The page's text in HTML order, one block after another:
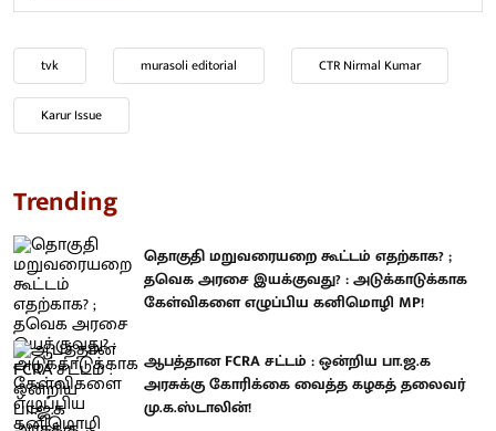
tvk murasoli editorial CTR Nirmal Kumar
Karur Issue
Trending
தொகுதி மறுவரையறை கூட்டம் எதற்காக? ;
தவெக அரசை இயக்குவது? : அடுக்காடுக்காக
கேள்விகளை எழுப்பிய கனிமொழி MP!
ஆபத்தான FCRA சட்டம் : ஒன்றிய பா.ஜ.க
அரசுக்கு கோரிக்கை வைத்த கழகத் தலைவர்
மு.க.ஸ்டாலின்!